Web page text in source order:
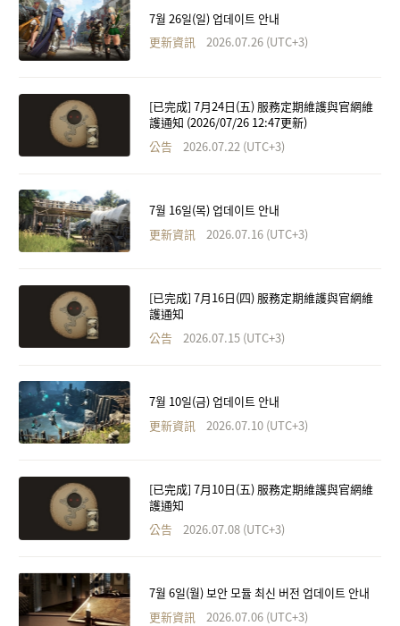
7월 26일(일) 업데이트 안내
更新資訊
2026.07.26 (UTC+3)
[已完成] 7月24日(五) 服務定期維護與官網維
護通知 (2026/07/26 12:47更新)
公告
2026.07.22 (UTC+3)
7월 16일(목) 업데이트 안내
更新資訊
2026.07.16 (UTC+3)
[已完成] 7月16日(四) 服務定期維護與官網維
護通知
公告
2026.07.15 (UTC+3)
7월 10일(금) 업데이트 안내
更新資訊
2026.07.10 (UTC+3)
[已完成] 7月10日(五) 服務定期維護與官網維
護通知
公告
2026.07.08 (UTC+3)
7월 6일(월) 보안 모듈 최신 버전 업데이트 안내
更新資訊
2026.07.06 (UTC+3)